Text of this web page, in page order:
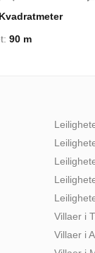
90 m
Villaer i
Villaer i